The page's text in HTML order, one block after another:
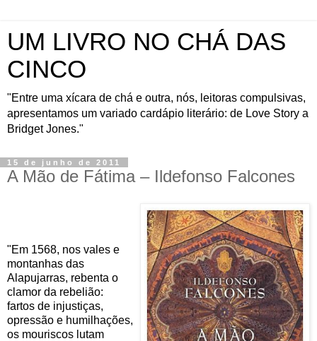
UM LIVRO NO CHÁ DAS
CINCO
"Entre uma xícara de chá e outra, nós, leitoras compulsivas,
apresentamos um variado cardápio literário: de Love Story a
Bridget Jones."
15 de junho de 2011
A Mão de Fátima – Ildefonso Falcones
"Em 1568, nos vales e
montanhas das
Alapujarras, rebenta o
clamor da rebelião:
fartos de injustiças,
opressão e humilhações,
os mouriscos lutam